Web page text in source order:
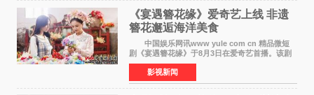
《宴遇簪花缘》爱奇艺上线 非遗
簪花邂逅海洋美食
中国娱乐网讯www yule com cn 精品微短
剧《宴遇簪花缘》于8月3日在爱奇艺首播。该剧
是泉州荣膺世界美食之都后推出的首部美食主题
文旅微短剧，实力派演员孙茜特别出演簪花非遗
传承人，她曾参演
影视新闻